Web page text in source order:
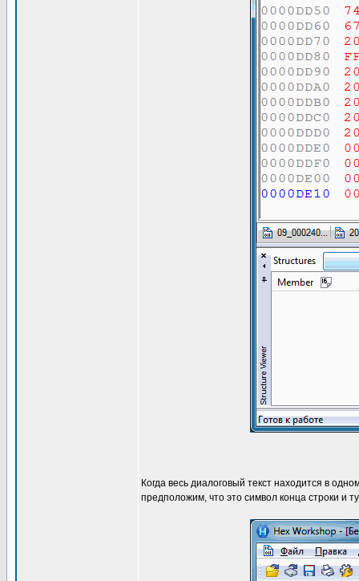
Когда весь диалоговый текст находится в
предположим, что это символ конца строки и